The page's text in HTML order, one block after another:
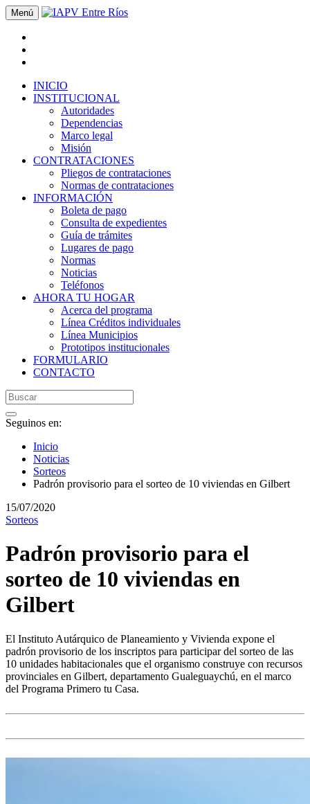
Menú
INICIO
INSTITUCIONAL
Autoridades
Dependencias
Marco legal
Misión
CONTRATACIONES
Pliegos de contrataciones
Normas de contrataciones
INFORMACIÓN
Boleta de pago
Consulta de expedientes
Guía de trámites
Lugares de pago
Normas
Noticias
Teléfonos
AHORA TU HOGAR
Acerca del programa
Línea Créditos individuales
Línea Municipios
Prototipos institucionales
FORMULARIO
CONTACTO
Seguinos en:
Inicio
Noticias
Sorteos
Padrón provisorio para el sorteo de 10 viviendas en Gilbert
15/07/2020
Sorteos
Padrón provisorio para el
sorteo de 10 viviendas en
Gilbert
El Instituto Autárquico de Planeamiento y Vivienda expone el
padrón provisorio de los inscriptos para participar del sorteo de las
10 unidades habitacionales que el organismo construye con recursos
provinciales en Gilbert, departamento Gualeguaychú, en el marco
del Programa Primero tu Casa.